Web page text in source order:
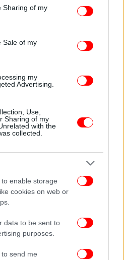
behaviour. You may click to
and its third-party tags to
purposes in below Google
Sharing of my
Sale of my
my
Advertising.
Use,
Sharing of my
with the
collected.
enable storage
cookies on web or
data to be sent to
purposes.
send me
δέντρα θυμίζουν την τραγωδία
λένε, αλλά η πλειοψηφία
ακόμα το γεγονός
σωτηρία στο νερό, την
το Μάτι.